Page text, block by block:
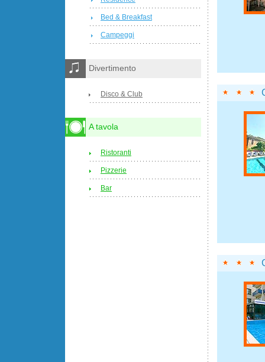
Bed & Breakfast
Campeggi
Divertimento
Disco & Club
A tavola
Ristoranti
Pizzerie
Bar